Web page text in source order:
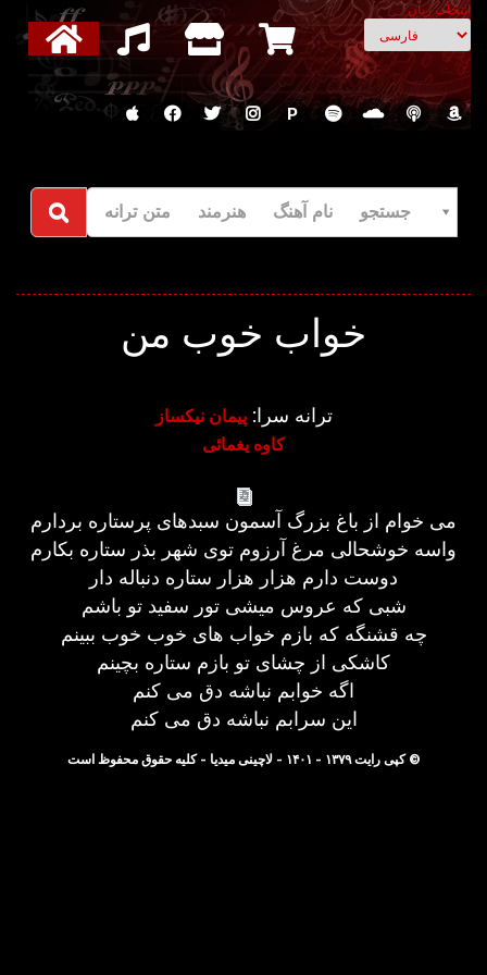
انتخاب زبان
P
جستجو نام آهنگ هنرمند متن ترانه
خواب خوب من
ترانه سرا:پیمان نیکساز
کاوه یغمائی
می خوام از باغ بزرگ آسمون سبدهای پرستاره بردارم
واسه خوشحالی مرغ آرزوم توی شهر بذر ستاره بکارم
دوست دارم هزار هزار ستاره دنباله دار
شبی که عروس میشی تور سفید تو باشم
چه قشنگه که بازم خواب های خوب خوب ببینم
کاشکی از چشای تو بازم ستاره بچینم
اگه خوابم نباشه دق می کنم
این سرابم نباشه دق می کنم
© کپی رایت ۱۳۷۹ - ۱۴۰۱ - لاچینی میدیا - کلیه حقوق محفوظ است